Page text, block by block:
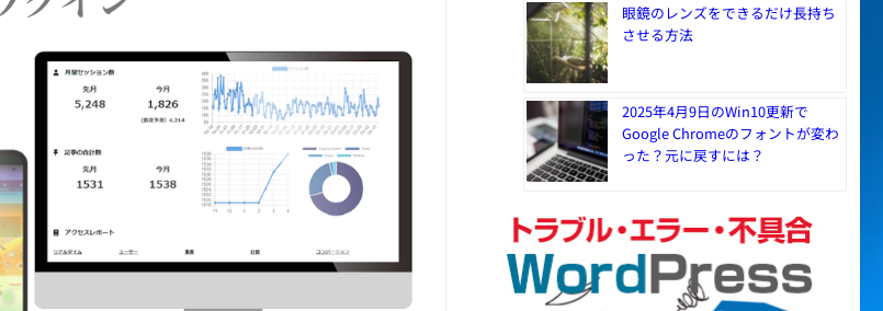
眼鏡のレンズをできるだけ長持ち
させる方法
2025年4月9日のWin10更新で
Google Chromeのフォントが変わ
った？元に戻すには？